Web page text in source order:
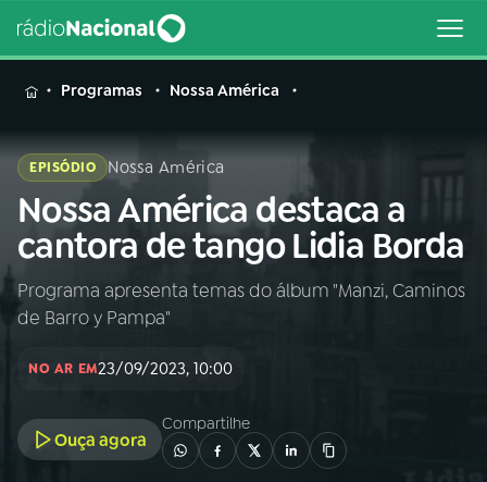
MENU
Buscar
na
Rádio
Nacional
Buscar
Programas Nossa América
EPISÓDIO Nossa América
Nossa América destaca a
cantora de tango Lidia Borda
Programa apresenta temas do álbum "Manzi, Caminos
de Barro y Pampa"
NO AR EM23/09/2023, 10:00
Ouça agora
Compartilhe